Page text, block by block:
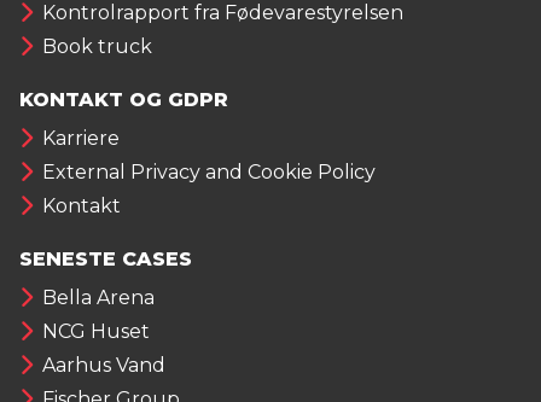
Kontrolrapport fra Fødevarestyrelsen
Book truck
KONTAKT OG GDPR
Karriere
External Privacy and Cookie Policy
Kontakt
SENESTE CASES
Bella Arena
NCG Huset
Aarhus Vand